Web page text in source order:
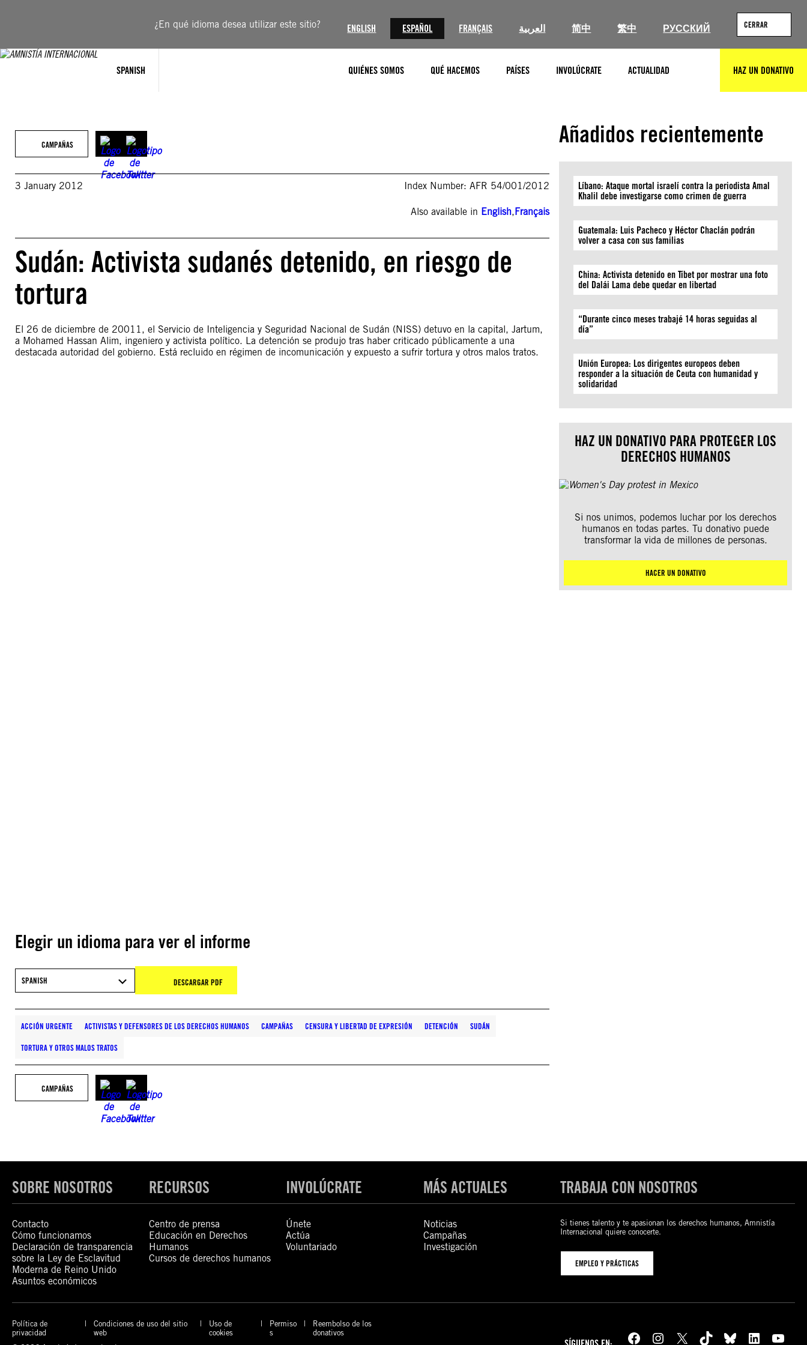
¿En qué idioma desea utilizar este sitio? ENGLISH ESPAÑOL FRANÇAIS العربية 简中 繁中 РУССКИЙ CERRAR
SPANISH QUIÉNES SOMOS QUÉ HACEMOS PAÍSES INVOLÚCRATE ACTUALIDAD HAZ UN DONATIVO
CAMPAÑAS
3 January 2012 Index Number: AFR 54/001/2012
Also available in English,Français
Sudán: Activista sudanés detenido, en riesgo de
tortura
El 26 de diciembre de 20011, el Servicio de Inteligencia y Seguridad Nacional de Sudán (NISS) detuvo en la capital, Jartum,
a Mohamed Hassan Alim, ingeniero y activista político. La detención se produjo tras haber criticado públicamente a una
destacada autoridad del gobierno. Está recluido en régimen de incomunicación y expuesto a sufrir tortura y otros malos tratos.
Elegir un idioma para ver el informe
SPANISH DESCARGAR PDF
ACCIÓN URGENTE ACTIVISTAS Y DEFENSORES DE LOS DERECHOS HUMANOS CAMPAÑAS CENSURA Y LIBERTAD DE EXPRESIÓN DETENCIÓN SUDÁN
TORTURA Y OTROS MALOS TRATOS
CAMPAÑAS
Añadidos recientemente
Líbano: Ataque mortal israelí contra la periodista Amal
Khalil debe investigarse como crimen de guerra
Guatemala: Luis Pacheco y Héctor Chaclán podrán
volver a casa con sus familias
China: Activista detenido en Tíbet por mostrar una foto
del Dalái Lama debe quedar en libertad
“Durante cinco meses trabajé 14 horas seguidas al
día”
Unión Europea: Los dirigentes europeos deben
responder a la situación de Ceuta con humanidad y
solidaridad
HAZ UN DONATIVO PARA PROTEGER LOS
DERECHOS HUMANOS
Si nos unimos, podemos luchar por los derechos
humanos en todas partes. Tu donativo puede
transformar la vida de millones de personas.
HACER UN DONATIVO
SOBRE NOSOTROS
Contacto
Cómo funcionamos
Declaración de transparencia
sobre la Ley de Esclavitud
Moderna de Reino Unido
Asuntos económicos
RECURSOS
Centro de prensa
Educación en Derechos
Humanos
Cursos de derechos humanos
INVOLÚCRATE
Únete
Actúa
Voluntariado
MÁS ACTUALES
Noticias
Campañas
Investigación
TRABAJA CON NOSOTROS
Si tienes talento y te apasionan los derechos humanos, Amnistía
Internacional quiere conocerte.
EMPLEO Y PRÁCTICAS
Política de
privacidad
Condiciones de uso del sitio
web
Uso de
cookies
Permiso
s
Reembolso de los
donativos
Facebook Instagram X TikTok Bluesky LinkedIn YouTube